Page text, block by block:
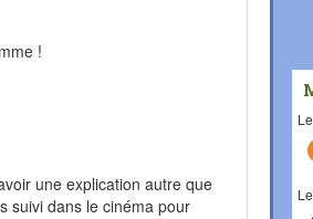
!
une explication autre que
suivi dans le cinéma pour